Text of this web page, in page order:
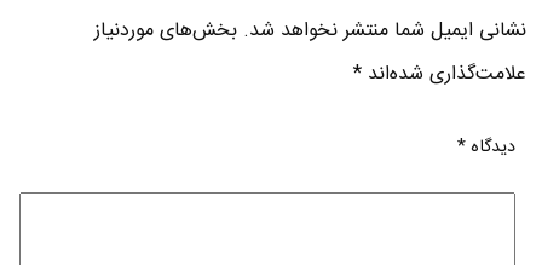
نشانی ایمیل شما منتشر نخواهد شد. بخش‌های موردنیاز
علامت‌گذاری شده‌اند*
دیدگاه*